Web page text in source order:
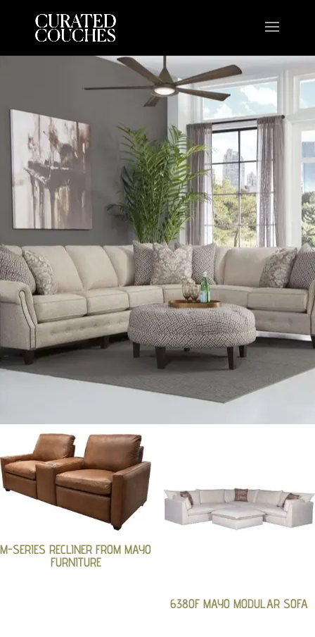
M-SERIES RECLINER FROM MAYO
FURNITURE
6380F MAYO MODULAR SOFA